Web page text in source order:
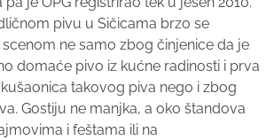
pivu u Sičicama brzo se
ne samo zbog činjenice da je
domaće pivo iz kućne radinosti i prva
takovog piva nego i zbog
Gostiju ne manjka, a oko štandova
i feštama ili na